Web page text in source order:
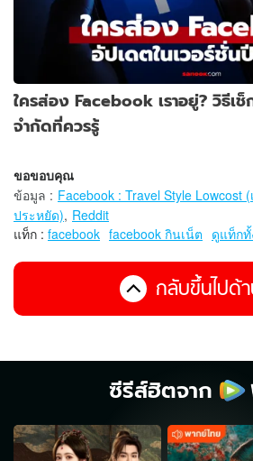
ใครส่อง Facebook เราอยู่? วิธีเ
จำกัดที่ควรรู้
ขอขอบคุณ
ข้อมูล : Facebook : Travel Style Lowcost
ประหยัด), Reddit
แท็ก : facebook facebook กินเน็ต ดูแท็ก
กลับขึ้นไปด้
ซีรีส์ฮิตจาก